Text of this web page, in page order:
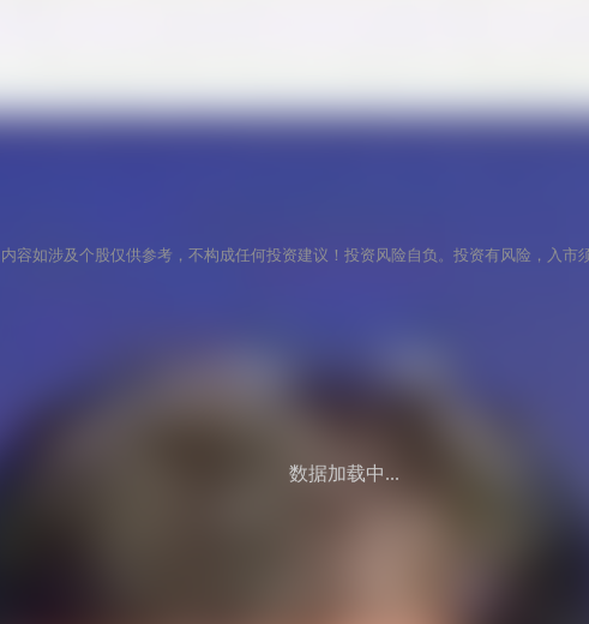
内容如涉及个股仅供参考，不构成任何投资建议！投资风险自负。投资有风险，入市
数据加载中...